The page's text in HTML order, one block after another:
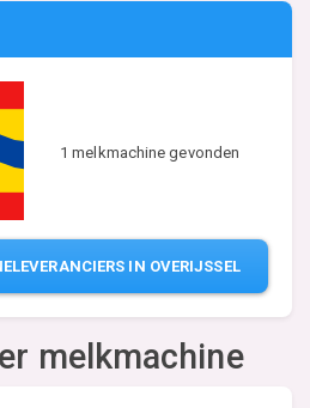
1 melkmachine gevonden
IN OVERIJSSEL
melkmachine